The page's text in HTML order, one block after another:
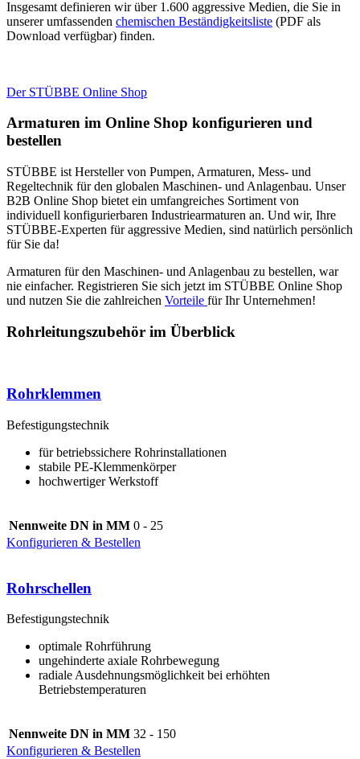
Insgesamt definieren wir über 1.600 aggressive Medien, die Sie in
unserer umfassenden chemischen Beständigkeitsliste (PDF als
Download verfügbar) finden.
Der STÜBBE Online Shop
Armaturen im Online Shop konfigurieren und
bestellen
STÜBBE ist Hersteller von Pumpen, Armaturen, Mess- und
Regeltechnik für den globalen Maschinen- und Anlagenbau. Unser
B2B Online Shop bietet ein umfangreiches Sortiment von
individuell konfigurierbaren Industriearmaturen an. Und wir, Ihre
STÜBBE-Experten für aggressive Medien, sind natürlich persönlich
für Sie da!
Armaturen für den Maschinen- und Anlagenbau zu bestellen, war
nie einfacher. Registrieren Sie sich jetzt im STÜBBE Online Shop
und nutzen Sie die zahlreichen Vorteile für Ihr Unternehmen!
Rohrleitungszubehör im Überblick
Rohrklemmen
Befestigungstechnik
für betriebssichere Rohrinstallationen
stabile PE-Klemmenkörper
hochwertiger Werkstoff
Nennweite DN in MM 0 - 25
Konfigurieren & Bestellen
Rohrschellen
Befestigungstechnik
optimale Rohrführung
ungehinderte axiale Rohrbewegung
radiale Ausdehnungsmöglichkeit bei erhöhten
Betriebstemperaturen
Nennweite DN in MM 32 - 150
Konfigurieren & Bestellen